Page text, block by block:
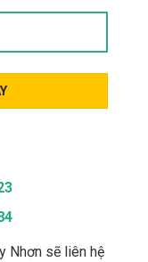
Nhơn sẽ liên hệ